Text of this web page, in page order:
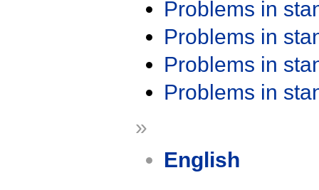
Problems in
Problems in
Problems in
Problems in
»
English